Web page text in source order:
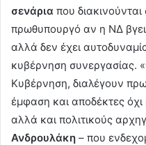
σενάρια που
πρωθυπουργό αν η ΝΔ
αλλά δεν έχει
κυβέρνηση συνεργασίας.
Κυβέρνηση, διαλέγουν
έμφαση και αποδέκτες
αλλά και πολιτικούς
Ανδρουλάκη – που